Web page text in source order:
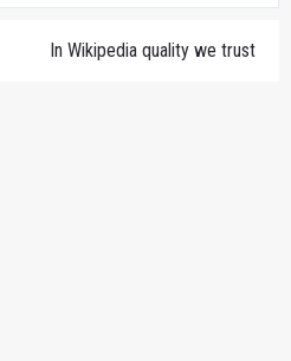
In Wikipedia quality we trust